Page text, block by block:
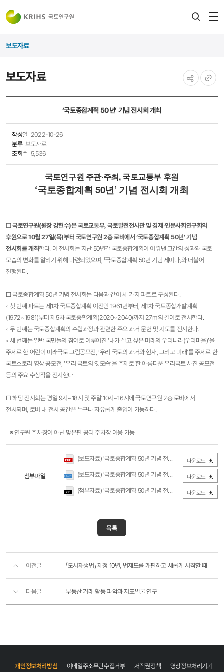
보도자료
보도자료
‘국토종합계획 50년’ 기념 전시회 개최
작성일 2022-10-26
분류 보도자료
조회수 5,536
국토연구원 주관·주최, 국토교통부 후원
‘국토종합계획 50년’ 기념 전시회 개최
□국토연구원(원장 강현수)은 국토교통부, 국토발전전시관 및 경제‧인문사회연구회의
후원으로 10월 27일(목)부터 국토연구원 2층 로비에서 ‘국토종합계획 50년’ 기념
전시회를 개최한다. 이 전시회는 지난 50년간 국토종합계획이 이뤄낸 그간의 성과와 국토
모습의 변화를 알리기 위해 마련되었으며, 「국토종합계획 50년 기념 세미나」와 더불어
진행된다.
□ 국토종합계획 50년 기념 전시회는 다음과 같이 세 가지 파트로 구성된다.
◦ 첫 번째 파트는 제1차 국토종합계획 이전인 1961년부터, 제1차 국토종합개발계획
(1972~1981)부터 제5차 국토종합계획(2020~2040)까지 27m의 길이로 전시한다.
◦ 두 번째는 국토종합계획의 수립과정과 관련한 주요 과거 문헌 및 지도를 전시한다.
◦ 세 번째는 일반 국민들의 참여로 이루어진 ‘내가 살고 싶은 미래의 우리나라(우리마을)’을
주제로 한 어린이 미래국토 그림공모전, ‘우리 국토의 과거와 현재, 그리고 미래’를 주제로 한
국토스토리 영상 공모전, ‘우리 국토의 옛모습’을 주제로 한 아름다운 우리국토 사진 공모전
등의 주요 수상작을 전시한다.
□ 해당 전시회는 평일 9시~18시 및 주말 10시~16시에 국토연구원 2층 로비에서
전시되며, 로비 내 전시 공간은 누구나 자유롭게 출입이 가능하다.
※ 연구원 주차장이 아닌 맞은편 공터 주차장 이용 가능
첨부파일
(보도자료) '국토종합계획 50년 기념 전시회' 개최(국토연구원).pdf 다운로드
(보도자료) '국토종합계획 50년 기념 전시회' 개최(국토연구원).hwp 다운로드
(첨부자료) '국토종합계획 50년 기념 전시회' 전경(국토연구원).zip 다운로드
목록
이전글 「도시재생법」 제정 10년, 법제도를 개편하고 새롭게 시작할 때
다음글 부동산 거래 활동 파악과 지표발굴 연구
개인정보처리방침 이메일주소무단수집거부 저작권정책 영상정보처리기기